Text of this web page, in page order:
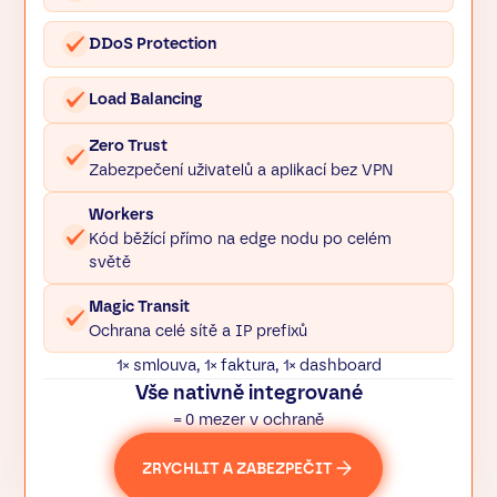
DDoS Protection
Load Balancing
Zero Trust
Zabezpečení uživatelů a aplikací bez VPN
Workers
Kód běžící přímo na edge nodu po celém
světě
Magic Transit
Ochrana celé sítě a IP prefixů
1× smlouva, 1× faktura, 1× dashboard
Vše nativně integrované
= 0 mezer v ochraně
ZRYCHLIT A ZABEZPEČIT